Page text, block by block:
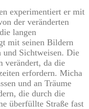
experimentiert er mit
der veränderten
langen
mit seinen Bildern
und Sichtweisen. Die
verändert, da die
erfordern. Micha
und an Träume
die durch die
überfüllte Straße fast